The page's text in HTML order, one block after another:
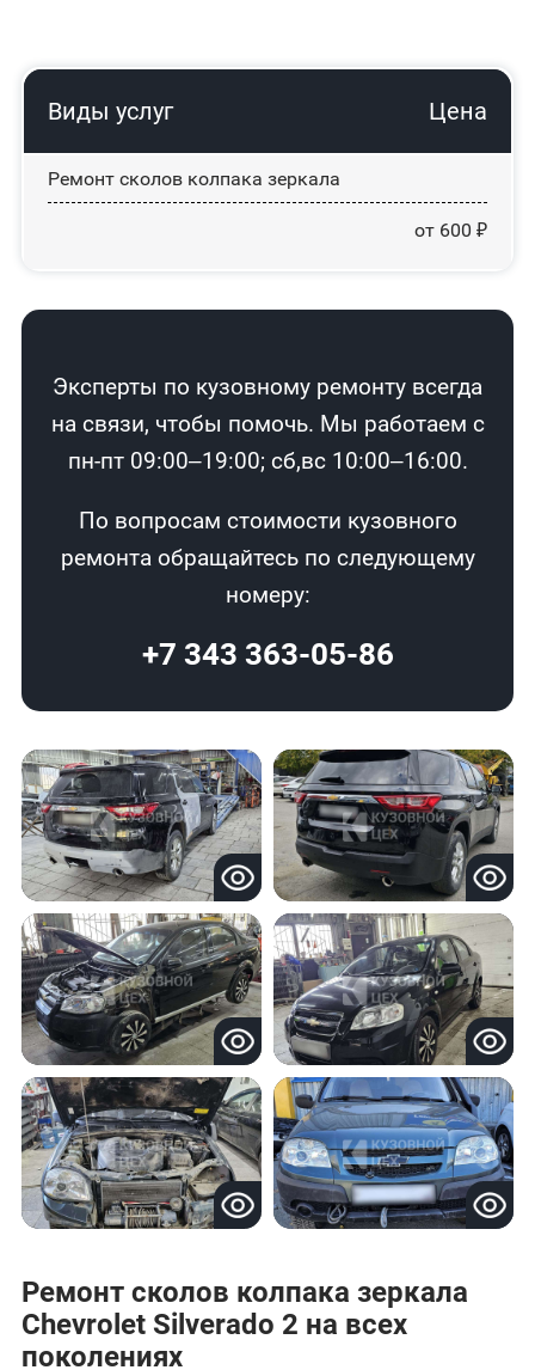
Виды услуг Цена
Ремонт сколов колпака зеркала
от 600 ₽
Эксперты по кузовному ремонту всегда
на связи, чтобы помочь. Мы работаем с
пн-пт 09:00–19:00; сб,вс 10:00–16:00.
По вопросам стоимости кузовного
ремонта обращайтесь по следующему
номеру:
+7 343 363-05-86
Ремонт сколов колпака зеркала
Chevrolet Silverado 2 на всех
поколениях